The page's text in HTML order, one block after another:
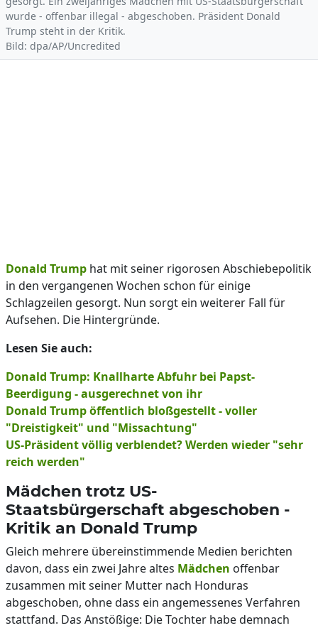
wurde - offenbar illegal - abgeschoben. Präsident Donald
Trump steht in der Kritik.
Bild: dpa/AP/Uncredited
Donald Trump hat mit seiner rigorosen Abschiebepolitik
in den vergangenen Wochen schon für einige
Schlagzeilen gesorgt. Nun sorgt ein weiterer Fall für
Aufsehen. Die Hintergründe.
Lesen Sie auch:
Donald Trump: Knallharte Abfuhr bei Papst-
Beerdigung - ausgerechnet von ihr
Donald Trump öffentlich bloßgestellt - voller
"Dreistigkeit" und "Missachtung"
US-Präsident völlig verblendet? Werden wieder "sehr
reich werden"
Mädchen trotz US-
Staatsbürgerschaft abgeschoben -
Kritik an Donald Trump
Gleich mehrere übereinstimmende Medien berichten
davon, dass ein zwei Jahre altes Mädchen offenbar
zusammen mit seiner Mutter nach Honduras
abgeschoben, ohne dass ein angemessenes Verfahren
stattfand. Das Anstößige: Die Tochter habe demnach